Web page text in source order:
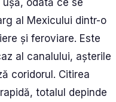
odată ce se
al Mexicului dintr-o
și feroviare. Este
al canalului, așterile
coridorul. Citirea
totalul depinde